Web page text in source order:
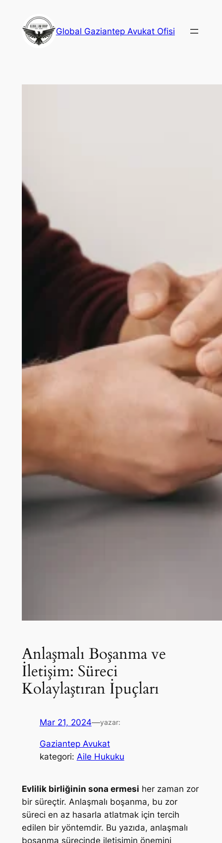
Global Gaziantep Avukat Ofisi
Anlaşmalı Boşanma ve
İletişim: Süreci
Kolaylaştıran İpuçları
Mar 21, 2024—yazar:
Gaziantep Avukat
kategori: Aile Hukuku
Evlilik birliğinin sona ermesi her zaman zor
bir süreçtir. Anlaşmalı boşanma, bu zor
süreci en az hasarla atlatmak için tercih
edilen bir yöntemdir. Bu yazıda, anlaşmalı
boşanma sürecinde iletişimin önemini